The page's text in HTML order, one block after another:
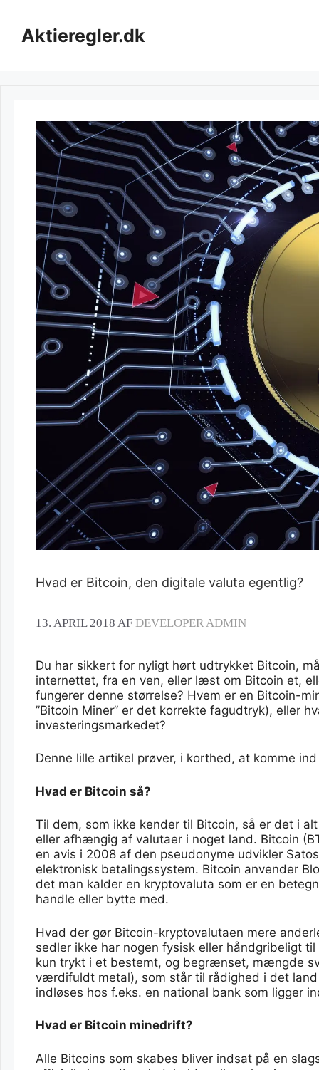
indholdAktieregler.dk
Hvad er Bitcoin, den digitale valuta egentlig?
13. APRIL 2018 AF DEVELOPER ADMIN
Du har sikkert for nyligt hørt udtrykket Bitcoin,
internettet, fra en ven, eller læst om Bitcoin et,
fungerer denne størrelse? Hvem er en Bitcoin-
”Bitcoin Miner” er det korrekte fagudtryk), eller
investeringsmarkedet?
Denne lille artikel prøver, i korthed, at komme
Hvad er Bitcoin så?
Til dem, som ikke kender til Bitcoin, så er det i
eller afhængig af valutaer i noget land. Bitcoin
en avis i 2008 af den pseudonyme udvikler
elektronisk betalingssystem. Bitcoin anvender
det man kalder en kryptovaluta som er en
handle eller bytte med.
Hvad der gør Bitcoin-kryptovalutaen mere
sedler ikke har nogen fysisk eller håndgribeligt
kun trykt i et bestemt, og begrænset, mængde
værdifuldt metal), som står til rådighed i det
indløses hos f.eks. en national bank som ligger
Hvad er Bitcoin minedrift?
Alle Bitcoins som skabes bliver indsat på en